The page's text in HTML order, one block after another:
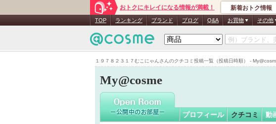
１９７８２３１７むこにゃんさんのクチコミ投稿一覧（投稿日時順） -
おトクにキレイになる情報が満載！ 新着おトク情報
TOP ランキング ブランド ブログ Q&A お買物 その他
My@cosme
１９７８２３
プロフィール クチコミ 動